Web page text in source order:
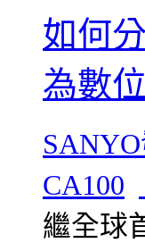
如何
為數
CA100
繼全球